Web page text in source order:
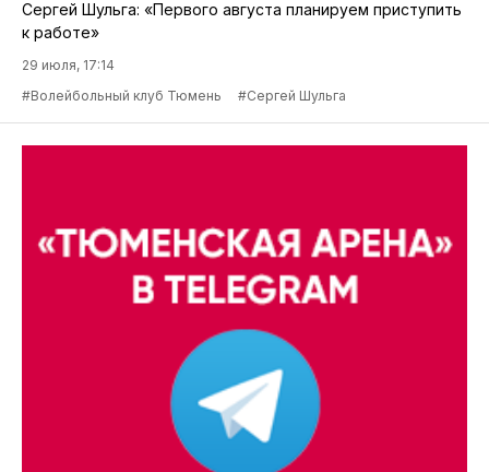
Сергей Шульга: «Первого августа планируем приступить
к работе»
29 июля, 17:14
#Волейбольный клуб Тюмень
#Сергей Шульга